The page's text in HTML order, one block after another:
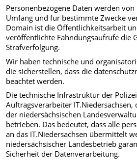
Personenbezogene Daten werden
Umfang und für bestimmte Zwecke
Domain ist die Öffentlichkeitsarbeit
veröffentlichte Fahndungsaufrufe die
Strafverfolgung.
Wir haben technische und
die sicherstellen, dass die
beachtet werden.
Die technische Infrastruktur der
Auftragsverarbeiter
der niedersächsischen
betrieben. Das bedeutet, dass alle
an das IT.Niedersachsen übermittelt
niedersächsischer Landesbetrieb
Sicherheit der Datenverarbeitung.